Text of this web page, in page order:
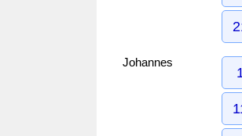
Johannes